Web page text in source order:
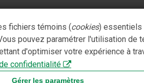
fichiers témoins (cookies) essentiels
pouvez paramétrer l'utilisation de
d'optimiser votre expérience à
confidentialité
Gérer les paramètres